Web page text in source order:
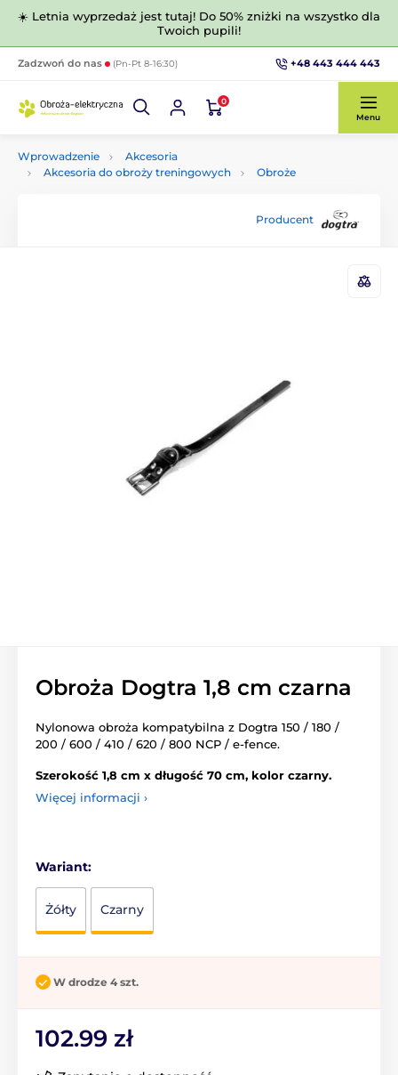
☀️ Letnia wyprzedaż jest tutaj! Do 50% zniżki na wszystko dla
Twoich pupili!
Zadzwoń do nas (Pn-Pt 8-16:30) +48 443 444 443
0
Menu
Wprowadzenie
Akcesoria
Akcesoria do obroży treningowych
Obroże
Producent
Obroża Dogtra 1,8 cm czarna
Nylonowa obroża kompatybilna z Dogtra 150 / 180 /
200 / 600 / 410 / 620 / 800 NCP / e-fence.
Szerokość 1,8 cm x długość 70 cm, kolor czarny.
Więcej informacji ›
Wariant:
Żółty Czarny
W drodze 4 szt.
102.99 zł